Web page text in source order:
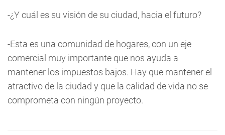
-¿Y cuál es su visión de su ciudad, hacia el futuro?
-Esta es una comunidad de hogares, con un eje
comercial muy importante que nos ayuda a
mantener los impuestos bajos. Hay que mantener el
atractivo de la ciudad y que la calidad de vida no se
comprometa con ningún proyecto.